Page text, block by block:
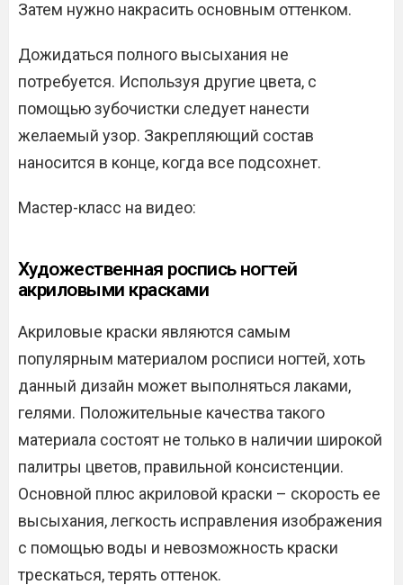
Затем нужно накрасить основным оттенком.
Дожидаться полного высыхания не
потребуется. Используя другие цвета, с
помощью зубочистки следует нанести
желаемый узор. Закрепляющий состав
наносится в конце, когда все подсохнет.
Мастер-класс на видео:
Художественная роспись ногтей
акриловыми красками
Акриловые краски являются самым
популярным материалом росписи ногтей, хоть
данный дизайн может выполняться лаками,
гелями. Положительные качества такого
материала состоят не только в наличии широкой
палитры цветов, правильной консистенции.
Основной плюс акриловой краски – скорость ее
высыхания, легкость исправления изображения
с помощью воды и невозможность краски
трескаться, терять оттенок.